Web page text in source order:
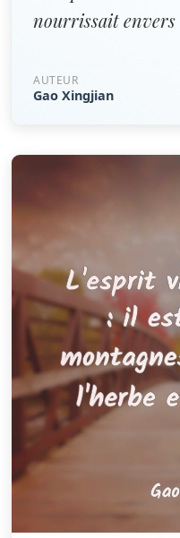
nourrissait envers
AUTEUR
Gao Xingjian